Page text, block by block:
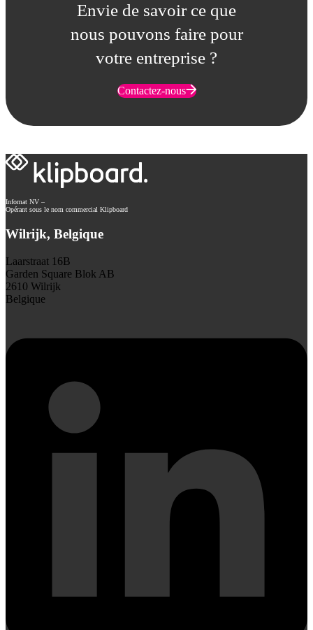
Envie de savoir ce que
nous pouvons faire pour
votre entreprise ?
Contactez-nous
Infomat NV –
Opérant sous le nom commercial Klipboard
Wilrijk, Belgique
Laarstraat 16B
Garden Square Blok AB
2610 Wilrijk
Belgique